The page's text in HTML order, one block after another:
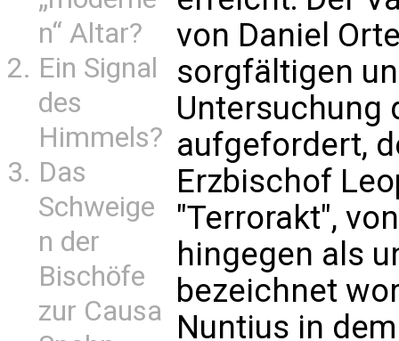
n“ Altar?
Ein Signal
des
Himmels?
Das
Schweige
n der
Bischöfe
zur Causa
von Daniel
sorgfältigen
Untersuchung
aufgefordert,
Erzbischof
"Terrorakt",
hingegen als
bezeichnet
Nuntius in